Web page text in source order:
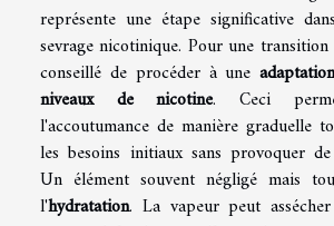
représente une étape significative
sevrage nicotinique. Pour une
conseillé de procéder à une
niveaux de nicotine. Ceci
l'accoutumance de manière graduelle
les besoins initiaux sans provoquer
Un élément souvent négligé mais
l'hydratation. La vapeur peut